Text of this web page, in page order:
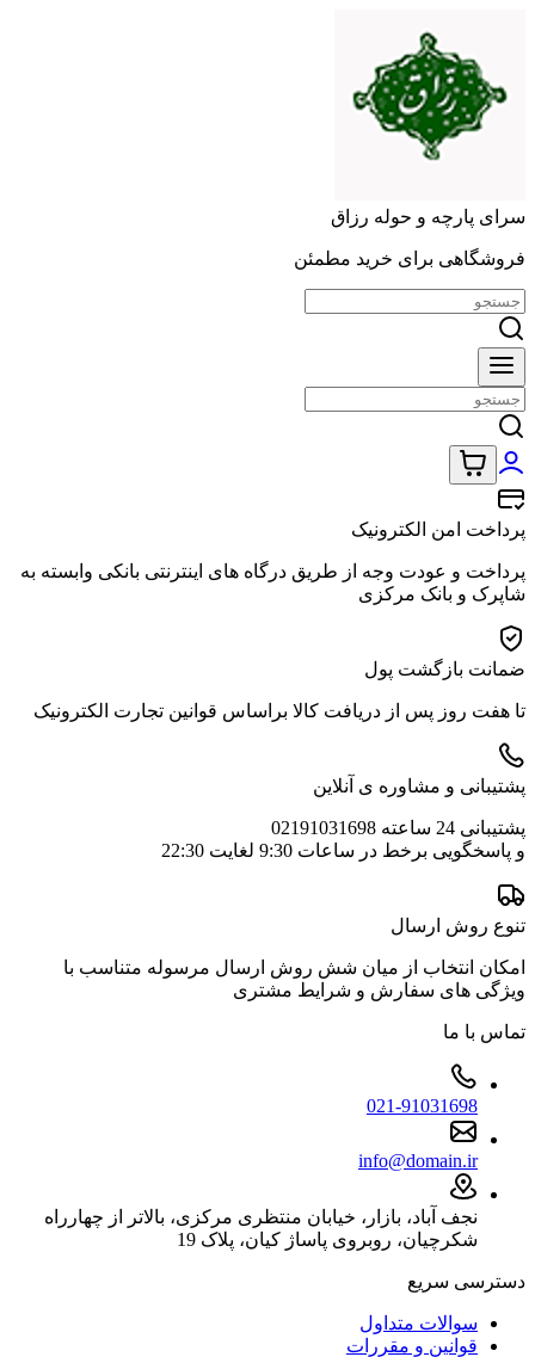
سرای پارچه و حوله رزاق
فروشگاهی برای خرید مطمئن
پرداخت امن الکترونیک
پرداخت و عودت وجه از طریق درگاه های اینترنتی بانکی وابسته به
شاپرک و بانک مرکزی
ضمانت بازگشت پول
تا هفت روز پس از دریافت کالا براساس قوانین تجارت الکترونیک
پشتیبانی و مشاوره ی آنلاین
پشتیبانی 24 ساعته 02191031698
و پاسخگویی برخط در ساعات 9:30 لغایت 22:30
تنوع روش ارسال
امکان انتخاب از میان شش روش ارسال مرسوله متناسب با
ویژگی های سفارش و شرایط مشتری
تماس با ما
021-91031698
info@domain.ir
نجف آباد، بازار، خیابان منتظری مرکزی، بالاتر از چهارراه
شکرچیان، روبروی پاساژ کیان، پلاک 19
دسترسی سریع
سوالات متداول
قوانین و مقررات